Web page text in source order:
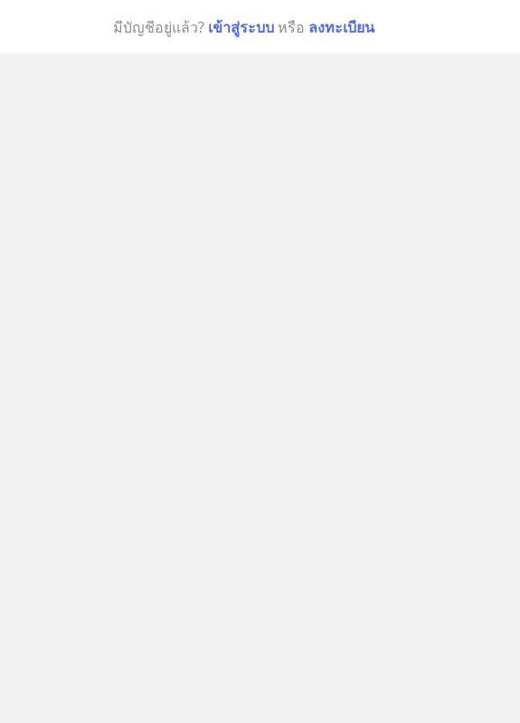
มีบัญชีอยู่แล้ว? เข้าสู่ระบบ หรือ ลงทะเบียน